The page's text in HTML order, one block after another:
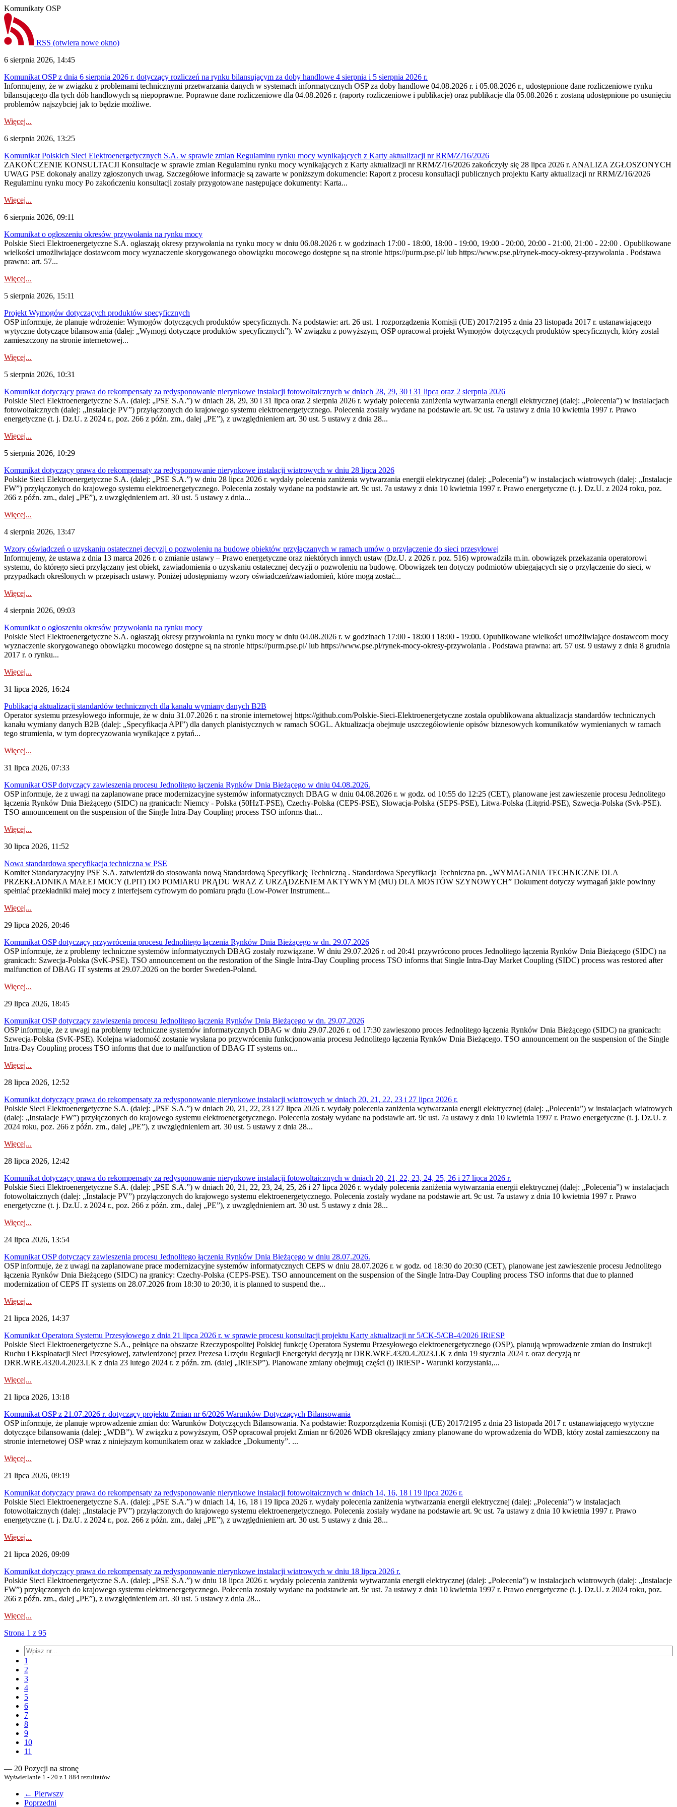
Komunikaty OSP
RSS (otwiera nowe okno)
6 sierpnia 2026, 14:45
Komunikat OSP z dnia 6 sierpnia 2026 r. dotyczący rozliczeń na rynku bilansującym za doby handlowe 4 sierpnia i 5 sierpnia 2026 r.
Informujemy, że w związku z problemami technicznymi przetwarzania danych w systemach informatycznych OSP za doby handlowe 04.08.2026 r. i 05.08.2026 r., udostępnione dane rozliczeniowe rynku
bilansującego dla tych dób handlowych są niepoprawne. Poprawne dane rozliczeniowe dla 04.08.2026 r. (raporty rozliczeniowe i publikacje) oraz publikacje dla 05.08.2026 r. zostaną udostępnione po usunięciu
problemów najszybciej jak to będzie możliwe.
Więcej...
6 sierpnia 2026, 13:25
Komunikat Polskich Sieci Elektroenergetycznych S.A. w sprawie zmian Regulaminu rynku mocy wynikających z Karty aktualizacji nr RRM/Z/16/2026
ZAKOŃCZENIE KONSULTACJI Konsultacje w sprawie zmian Regulaminu rynku mocy wynikających z Karty aktualizacji nr RRM/Z/16/2026 zakończyły się 28 lipca 2026 r. ANALIZA ZGŁOSZONYCH
UWAG PSE dokonały analizy zgłoszonych uwag. Szczegółowe informacje są zawarte w poniższym dokumencie: Raport z procesu konsultacji publicznych projektu Karty aktualizacji nr RRM/Z/16/2026
Regulaminu rynku mocy Po zakończeniu konsultacji zostały przygotowane następujące dokumenty: Karta...
Więcej...
6 sierpnia 2026, 09:11
Komunikat o ogłoszeniu okresów przywołania na rynku mocy
Polskie Sieci Elektroenergetyczne S.A. ogłaszają okresy przywołania na rynku mocy w dniu 06.08.2026 r. w godzinach 17:00 - 18:00, 18:00 - 19:00, 19:00 - 20:00, 20:00 - 21:00, 21:00 - 22:00 . Opublikowane
wielkości umożliwiające dostawcom mocy wyznaczenie skorygowanego obowiązku mocowego dostępne są na stronie https://purm.pse.pl/ lub https://www.pse.pl/rynek-mocy-okresy-przywolania . Podstawa
prawna: art. 57...
Więcej...
5 sierpnia 2026, 15:11
Projekt Wymogów dotyczących produktów specyficznych
OSP informuje, że planuje wdrożenie: Wymogów dotyczących produktów specyficznych. Na podstawie: art. 26 ust. 1 rozporządzenia Komisji (UE) 2017/2195 z dnia 23‍ listopada 2017 r. ustanawiającego
wytyczne dotyczące bilansowania (dalej: „Wymogi dotyczące produktów specyficznych”). W związku z powyższym, OSP opracował projekt Wymogów dotyczących produktów specyficznych, który został
zamieszczony na stronie internetowej...
Więcej...
5 sierpnia 2026, 10:31
Komunikat dotyczący prawa do rekompensaty za redysponowanie nierynkowe instalacji fotowoltaicznych w dniach 28, 29, 30 i 31 lipca oraz 2 sierpnia 2026
Polskie Sieci Elektroenergetyczne S.A. (dalej: „PSE S.A.”) w dniach 28, 29, 30 i 31 lipca oraz 2 sierpnia 2026 r. wydały polecenia zaniżenia wytwarzania energii elektrycznej (dalej: „Polecenia”) w instalacjach
fotowoltaicznych (dalej: „Instalacje PV”) przyłączonych do krajowego systemu elektroenergetycznego. Polecenia zostały wydane na podstawie art. 9c ust. 7a ustawy z dnia 10 kwietnia 1997 r. Prawo
energetyczne (t. j. Dz.U. z 2024 r., poz. 266 z późn. zm., dalej „PE”), z uwzględnieniem art. 30 ust. 5 ustawy z dnia 28...
Więcej...
5 sierpnia 2026, 10:29
Komunikat dotyczący prawa do rekompensaty za redysponowanie nierynkowe instalacji wiatrowych w dniu 28 lipca 2026
Polskie Sieci Elektroenergetyczne S.A. (dalej: „PSE S.A.”) w dniu 28 lipca 2026 r. wydały polecenia zaniżenia wytwarzania energii elektrycznej (dalej: „Polecenia”) w instalacjach wiatrowych (dalej: „Instalacje
FW”) przyłączonych do krajowego systemu elektroenergetycznego. Polecenia zostały wydane na podstawie art. 9c ust. 7a ustawy z dnia 10 kwietnia 1997 r. Prawo energetyczne (t. j. Dz.U. z 2024 roku, poz.
266 z późn. zm., dalej „PE”), z uwzględnieniem art. 30 ust. 5 ustawy z dnia...
Więcej...
4 sierpnia 2026, 13:47
Wzory oświadczeń o uzyskaniu ostatecznej decyzji o pozwoleniu na budowę obiektów przyłączanych w ramach umów o przyłączenie do sieci przesyłowej
Informujemy, że ustawa z dnia 13 marca 2026 r. o zmianie ustawy – Prawo energetyczne oraz niektórych innych ustaw (Dz.U. z 2026 r. poz. 516) wprowadziła m.in. obowiązek przekazania operatorowi
systemu, do którego sieci przyłączany jest obiekt, zawiadomienia o uzyskaniu ostatecznej decyzji o pozwoleniu na budowę. Obowiązek ten dotyczy podmiotów ubiegających się o przyłączenie do sieci, w
przypadkach określonych w przepisach ustawy. Poniżej udostępniamy wzory oświadczeń/zawiadomień, które mogą zostać...
Więcej...
4 sierpnia 2026, 09:03
Komunikat o ogłoszeniu okresów przywołania na rynku mocy
Polskie Sieci Elektroenergetyczne S.A. ogłaszają okresy przywołania na rynku mocy w dniu 04.08.2026 r. w godzinach 17:00 - 18:00 i 18:00 - 19:00. Opublikowane wielkości umożliwiające dostawcom mocy
wyznaczenie skorygowanego obowiązku mocowego dostępne są na stronie https://purm.pse.pl/ lub https://www.pse.pl/rynek-mocy-okresy-przywolania . Podstawa prawna: art. 57 ust. 9 ustawy z dnia 8 grudnia
2017 r. o rynku...
Więcej...
31 lipca 2026, 16:24
Publikacja aktualizacji standardów technicznych dla kanału wymiany danych B2B
Operator systemu przesyłowego informuje, że w dniu 31.07.2026 r. na stronie internetowej https://github.com/Polskie-Sieci-Elektroenergetyczne została opublikowana aktualizacja standardów technicznych
kanału wymiany danych B2B (dalej: „Specyfikacja API”) dla danych planistycznych w ramach SOGL. Aktualizacja obejmuje uszczegółowienie opisów biznesowych komunikatów wymienianych w ramach
tego strumienia, w tym doprecyzowania wynikające z pytań...
Więcej...
31 lipca 2026, 07:33
Komunikat OSP dotyczący zawieszenia procesu Jednolitego łączenia Rynków Dnia Bieżącego w dniu 04.08.2026.
OSP informuje, że z uwagi na zaplanowane prace modernizacyjne systemów informatycznych DBAG w dniu 04.08.2026 r. w godz. od 10:55 do 12:25 (CET), planowane jest zawieszenie procesu Jednolitego
łączenia Rynków Dnia Bieżącego (SIDC) na granicach: Niemcy - Polska (50HzT-PSE), Czechy-Polska (CEPS-PSE), Słowacja-Polska (SEPS-PSE), Litwa-Polska (Litgrid-PSE), Szwecja-Polska (Svk-PSE).
TSO announcement on the suspension of the Single Intra-Day Coupling process TSO informs that...
Więcej...
30 lipca 2026, 11:52
Nowa standardowa specyfikacja techniczna w PSE
Komitet Standaryzacyjny PSE S.A. zatwierdził do stosowania nową Standardową Specyfikację Techniczną . Standardowa Specyfikacja Techniczna pn. „WYMAGANIA TECHNICZNE DLA
PRZEKŁADNIKA MAŁEJ MOCY (LPIT) DO POMIARU PRĄDU WRAZ Z URZĄDZENIEM AKTYWNYM (MU) DLA MOSTÓW SZYNOWYCH” Dokument dotyczy wymagań jakie powinny
spełniać przekładniki małej mocy z interfejsem cyfrowym do pomiaru prądu (Low-Power Instrument...
Więcej...
29 lipca 2026, 20:46
Komunikat OSP dotyczący przywrócenia procesu Jednolitego łączenia Rynków Dnia Bieżącego w dn. 29.07.2026
OSP informuje, że z problemy techniczne systemów informatycznych DBAG zostały rozwiązane. W dniu 29.07.2026 r. od 20:41 przywrócono proces Jednolitego łączenia Rynków Dnia Bieżącego (SIDC) na
granicach: Szwecja-Polska (SvK-PSE). TSO announcement on the restoration of the Single Intra-Day Coupling process TSO informs that Single Intra-Day Market Coupling (SIDC) process was restored after
malfunction of DBAG IT systems at 29.07.2026 on the border Sweden-Poland.
Więcej...
29 lipca 2026, 18:45
Komunikat OSP dotyczący zawieszenia procesu Jednolitego łączenia Rynków Dnia Bieżącego w dn. 29.07.2026
OSP informuje, że z uwagi na problemy techniczne systemów informatycznych DBAG w dniu 29.07.2026 r. od 17:30 zawieszono proces Jednolitego łączenia Rynków Dnia Bieżącego (SIDC) na granicach:
Szwecja-Polska (SvK-PSE). Kolejna wiadomość zostanie wysłana po przywróceniu funkcjonowania procesu Jednolitego łączenia Rynków Dnia Bieżącego. TSO announcement on the suspension of the Single
Intra-Day Coupling process TSO informs that due to malfunction of DBAG IT systems on...
Więcej...
28 lipca 2026, 12:52
Komunikat dotyczący prawa do rekompensaty za redysponowanie nierynkowe instalacji wiatrowych w dniach 20, 21, 22, 23 i 27 lipca 2026 r.
Polskie Sieci Elektroenergetyczne S.A. (dalej: „PSE S.A.”) w dniach 20, 21, 22, 23 i 27 lipca 2026 r. wydały polecenia zaniżenia wytwarzania energii elektrycznej (dalej: „Polecenia”) w instalacjach wiatrowych
(dalej: „Instalacje FW”) przyłączonych do krajowego systemu elektroenergetycznego. Polecenia zostały wydane na podstawie art. 9c ust. 7a ustawy z dnia 10 kwietnia 1997 r. Prawo energetyczne (t. j. Dz.U. z
2024 roku, poz. 266 z późn. zm., dalej „PE”), z uwzględnieniem art. 30 ust. 5 ustawy z dnia 28...
Więcej...
28 lipca 2026, 12:42
Komunikat dotyczący prawa do rekompensaty za redysponowanie nierynkowe instalacji fotowoltaicznych w dniach 20, 21, 22, 23, 24, 25, 26 i 27 lipca 2026 r.
Polskie Sieci Elektroenergetyczne S.A. (dalej: „PSE S.A.”) w dniach 20, 21, 22, 23, 24, 25, 26 i 27 lipca 2026 r. wydały polecenia zaniżenia wytwarzania energii elektrycznej (dalej: „Polecenia”) w instalacjach
fotowoltaicznych (dalej: „Instalacje PV”) przyłączonych do krajowego systemu elektroenergetycznego. Polecenia zostały wydane na podstawie art. 9c ust. 7a ustawy z dnia 10 kwietnia 1997 r. Prawo
energetyczne (t. j. Dz.U. z 2024 r., poz. 266 z późn. zm., dalej „PE”), z uwzględnieniem art. 30 ust. 5 ustawy z dnia 28...
Więcej...
24 lipca 2026, 13:54
Komunikat OSP dotyczący zawieszenia procesu Jednolitego łączenia Rynków Dnia Bieżącego w dniu 28.07.2026.
OSP informuje, że z uwagi na zaplanowane prace modernizacyjne systemów informatycznych CEPS w dniu 28.07.2026 r. w godz. od 18:30 do 20:30 (CET), planowane jest zawieszenie procesu Jednolitego
łączenia Rynków Dnia Bieżącego (SIDC) na granicy: Czechy-Polska (CEPS-PSE). TSO announcement on the suspension of the Single Intra-Day Coupling process TSO informs that due to planned
modernization of CEPS IT systems on 28.07.2026 from 18:30 to 20:30, it is planned to suspend the...
Więcej...
21 lipca 2026, 14:37
Komunikat Operatora Systemu Przesyłowego z dnia 21 lipca 2026 r. w sprawie procesu konsultacji projektu Karty aktualizacji nr 5/CK-5/CB-4/2026 IRiESP
Polskie Sieci Elektroenergetyczne S.A., pełniące na obszarze Rzeczypospolitej Polskiej funkcję Operatora Systemu Przesyłowego elektroenergetycznego (OSP), planują wprowadzenie zmian do Instrukcji
Ruchu i Eksploatacji Sieci Przesyłowej, zatwierdzonej przez Prezesa Urzędu Regulacji Energetyki decyzją nr DRR.WRE.4320.4.2023.LK z dnia 19 stycznia 2024 r. oraz decyzją nr
DRR.WRE.4320.4.2023.LK z dnia 23 lutego 2024 r. z późn. zm. (dalej „IRiESP”). Planowane zmiany obejmują części (i) IRiESP - Warunki korzystania,...
Więcej...
21 lipca 2026, 13:18
Komunikat OSP z 21.07.2026 r. dotyczący projektu Zmian nr 6/2026 Warunków Dotyczących Bilansowania
OSP informuje, że planuje wprowadzenie zmian do: Warunków Dotyczących Bilansowania. Na podstawie: Rozporządzenia Komisji (UE) 2017/2195 z dnia 23‍ listopada 2017 r. ustanawiającego wytyczne
dotyczące bilansowania (dalej: „WDB”). W związku z powyższym, OSP opracował projekt Zmian nr 6/2026 WDB określający zmiany planowane do wprowadzenia do WDB, który został zamieszczony na
stronie internetowej OSP wraz z niniejszym komunikatem oraz w zakładce „Dokumenty”. ...
Więcej...
21 lipca 2026, 09:19
Komunikat dotyczący prawa do rekompensaty za redysponowanie nierynkowe instalacji fotowoltaicznych w dniach 14, 16, 18 i 19 lipca 2026 r.
Polskie Sieci Elektroenergetyczne S.A. (dalej: „PSE S.A.”) w dniach 14, 16, 18 i 19 lipca 2026 r. wydały polecenia zaniżenia wytwarzania energii elektrycznej (dalej: „Polecenia”) w instalacjach
fotowoltaicznych (dalej: „Instalacje PV”) przyłączonych do krajowego systemu elektroenergetycznego. Polecenia zostały wydane na podstawie art. 9c ust. 7a ustawy z dnia 10 kwietnia 1997 r. Prawo
energetyczne (t. j. Dz.U. z 2024 r., poz. 266 z późn. zm., dalej „PE”), z uwzględnieniem art. 30 ust. 5 ustawy z dnia 28...
Więcej...
21 lipca 2026, 09:09
Komunikat dotyczący prawa do rekompensaty za redysponowanie nierynkowe instalacji wiatrowych w dniu 18 lipca 2026 r.
Polskie Sieci Elektroenergetyczne S.A. (dalej: „PSE S.A.”) w dniu 18 lipca 2026 r. wydały polecenia zaniżenia wytwarzania energii elektrycznej (dalej: „Polecenia”) w instalacjach wiatrowych (dalej: „Instalacje
FW”) przyłączonych do krajowego systemu elektroenergetycznego. Polecenia zostały wydane na podstawie art. 9c ust. 7a ustawy z dnia 10 kwietnia 1997 r. Prawo energetyczne (t. j. Dz.U. z 2024 roku, poz.
266 z późn. zm., dalej „PE”), z uwzględnieniem art. 30 ust. 5 ustawy z dnia 28...
Więcej...
Strona 1 z 95
1
2
3
4
5
6
7
8
9
10
11
— 20 Pozycji na stronę
Wyświetlanie 1 - 20 z 1 884 rezultatów.
← Pierwszy
Poprzedni